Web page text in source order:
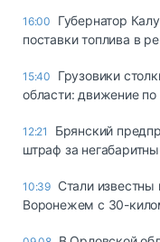
16:00
Губернатор
поставки топлива в
15:40
Грузовики
области: движение
12:21
Брянский
штраф за
10:39 Стали известны
Воронежем с 30-